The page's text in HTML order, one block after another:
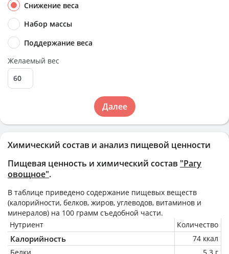
Химический состав и анализ пищевой ценности
Пищевая ценность и химический состав "Рагу
овощное".
В таблице приведено содержание пищевых веществ
(калорийности, белков, жиров, углеводов, витаминов и
минералов) на 100 грамм съедобной части.
Нутриент
Количество
Калорийность
74 ккал
Снижение веса
Набор массы
Поддержание веса
Желаемый вес
Далее